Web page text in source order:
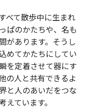
べて散歩中に生まれ
ぱのかたちや、名も
があります。そうし
めてかたちにしてい
を定着させて器にす
の人と共有できるよ
と人のあいだをつな
ています。